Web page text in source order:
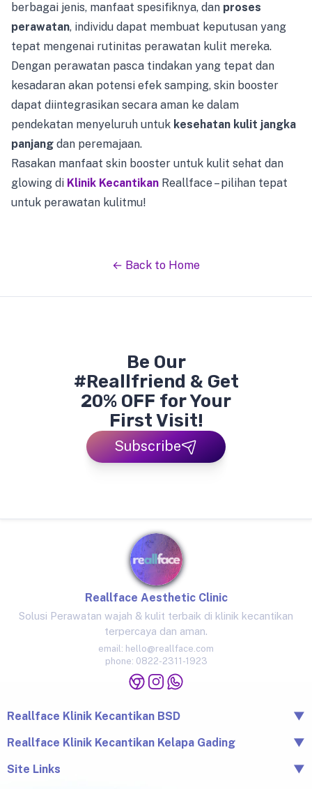
berbagai jenis, manfaat spesifiknya, dan proses
perawatan, individu dapat membuat keputusan yang
tepat mengenai rutinitas perawatan kulit mereka.
Dengan perawatan pasca tindakan yang tepat dan
kesadaran akan potensi efek samping, skin booster
dapat diintegrasikan secara aman ke dalam
pendekatan menyeluruh untuk kesehatan kulit jangka
panjang dan peremajaan.
Rasakan manfaat skin booster untuk kulit sehat dan
glowing di Klinik Kecantikan Reallface – pilihan tepat
untuk perawatan kulitmu!
← Back to Home
Be Our
#Reallfriend & Get
20% OFF for Your
First Visit!
Subscribe
Reallface Aesthetic Clinic
Solusi Perawatan wajah & kulit terbaik di klinik kecantikan
terpercaya dan aman.
email: hello@reallface.com
phone: 0822-2311-1923
Reallface Klinik Kecantikan BSD
▼
Banten 15345
0822-2311-1923
Reallface Klinik Kecantikan Kelapa Gading
▼
Gading, Jkt Utara, Daerah Khusus Ibukota Jakarta 14240
Site Links
▼